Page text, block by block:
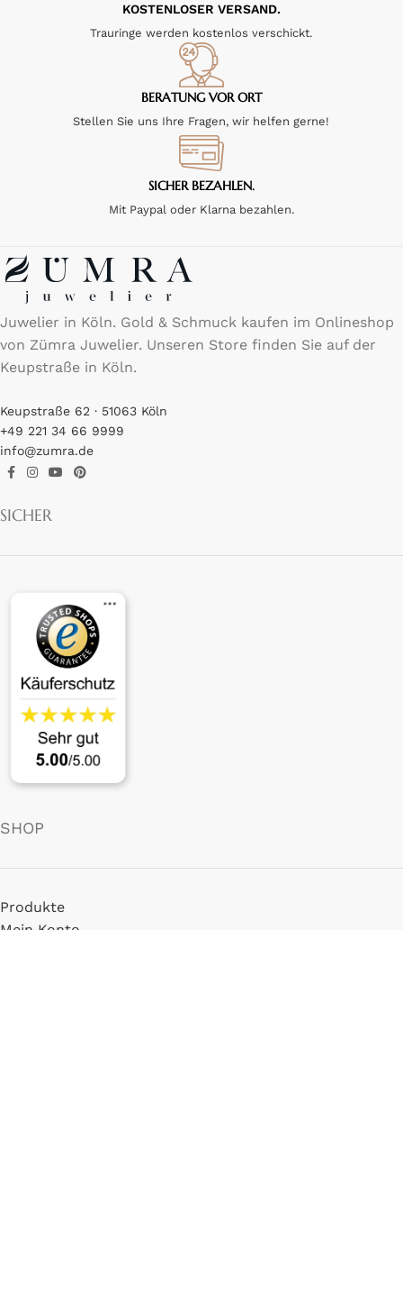
KOSTENLOSER VERSAND.
Trauringe werden kostenlos verschickt.
BERATUNG VOR ORT
Stellen Sie uns Ihre Fragen, wir helfen gerne!
SICHER BEZAHLEN.
Mit Paypal oder Klarna bezahlen.
Juwelier in Köln. Gold & Schmuck kaufen im Onlineshop
von Zümra Juwelier. Unseren Store finden Sie auf der
Keupstraße in Köln.
Keupstraße 62 · 51063 Köln
+49 221 34 66 9999
info@zumra.de
SICHER
SHOP
Produkte
Mein Konto